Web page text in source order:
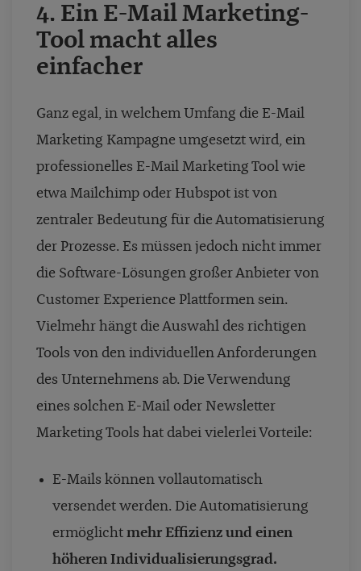
4. Ein E-Mail Marketing-
Tool macht alles
einfacher
Ganz egal, in welchem Umfang die E-Mail
Marketing Kampagne umgesetzt wird, ein
professionelles E-Mail Marketing Tool wie
etwa Mailchimp oder Hubspot ist von
zentraler Bedeutung für die Automatisierung
der Prozesse. Es müssen jedoch nicht immer
die Software-Lösungen großer Anbieter von
Customer Experience Plattformen sein.
Vielmehr hängt die Auswahl des richtigen
Tools von den individuellen Anforderungen
des Unternehmens ab. Die Verwendung
eines solchen E-Mail oder Newsletter
Marketing Tools hat dabei vielerlei Vorteile:
E-Mails können vollautomatisch
versendet werden. Die Automatisierung
ermöglicht mehr Effizienz und einen
höheren Individualisierungsgrad.